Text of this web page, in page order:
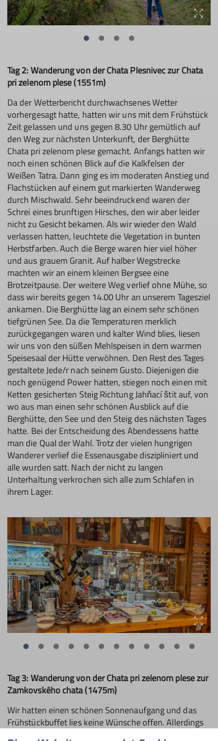
Tag 2: Wanderung von der Chata Plesnivec zur Chata
pri zelenom plese (1551m)
Da der Wetterbericht durchwachsenes Wetter
vorhergesagt hatte, hatten wir uns mit dem Frühstück
Zeit gelassen und uns gegen 8.30 Uhr gemütlich auf
den Weg zur nächsten Unterkunft, der Berghütte
Chata pri zelenom plese gemacht. Anfangs hatten wir
noch einen schönen Blick auf die Kalkfelsen der
Weißen Tatra. Dann ging es im moderaten Anstieg und
Flachstücken auf einem gut markierten Wanderweg
durch Mischwald. Sehr beeindruckend waren der
Schrei eines brunftigen Hirsches, den wir aber leider
nicht zu Gesicht bekamen. Als wir wieder den Wald
verlassen hatten, leuchtete die Vegetation in bunten
Herbstfarben. Auch die Berge waren hier viel höher
und aus grauem Granit. Auf halber Wegstrecke
machten wir an einem kleinen Bergsee eine
Brotzeitpause. Der weitere Weg verlief ohne Mühe, so
dass wir bereits gegen 14.00 Uhr an unserem Tagesziel
ankamen. Die Berghütte lag an einem sehr schönen
tiefgrünen See. Da die Temperaturen merklich
zurückgegangen waren und kalter Wind blies, liesen
wir uns von den süßen Mehlspeisen in dem warmen
Speisesaal der Hütte verwöhnen. Den Rest des Tages
gestaltete Jede/r nach seinem Gusto. Diejenigen die
noch genügend Power hatten, stiegen noch einen mit
Ketten gesicherten Steig Richtung Jahňací štit auf, von
wo aus man einen sehr schönen Ausblick auf die
Berghütte, den See und den Steig des nächsten Tages
hatte. Bei der Entscheidung des Abendessens hatte
man die Qual der Wahl. Trotz der vielen hungrigen
Wanderer verlief die Essenausgabe diszipliniert und
alle wurden satt. Nach der nicht zu langen
Unterhaltung verkrochen sich alle zum Schlafen in
ihrem Lager.
Tag 3: Wanderung von der Chata pri zelenom plese zur
Zamkovského chata (1475m)
Wir hatten einen schönen Sonnenaufgang und das
Frühstückbuffet lies keine Wünsche offen. Allerdings